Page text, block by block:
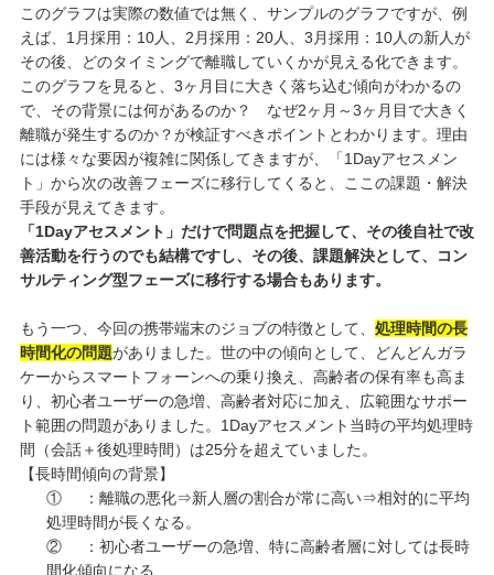
このグラフは実際の数値では無く、サンプルのグラフですが、例
えば、1月採用：10人、2月採用：20人、3月採用：10人の新人が
その後、どのタイミングで離職していくかが見える化できます。
このグラフを見ると、3ヶ月目に大きく落ち込む傾向がわかるの
で、その背景には何があるのか？ なぜ2ヶ月～3ヶ月目で大きく
離職が発生するのか？が検証すべきポイントとわかります。理由
には様々な要因が複雑に関係してきますが、「1Dayアセスメン
ト」から次の改善フェーズに移行してくると、ここの課題・解決
手段が見えてきます。
「1Dayアセスメント」だけで問題点を把握して、その後自社で改
善活動を行うのでも結構ですし、その後、課題解決として、コン
サルティング型フェーズに移行する場合もあります。
もう一つ、今回の携帯端末のジョブの特徴として、 処理時間の長
時間化の問題がありました。世の中の傾向として、どんどんガラ
ケーからスマートフォーンへの乗り換え、高齢者の保有率も高ま
り、初心者ユーザーの急増、高齢者対応に加え、広範囲なサポー
ト範囲の問題がありました。1Dayアセスメント当時の平均処理時
間（会話＋後処理時間）は25分を超えていました。
【長時間傾向の背景】
① ：離職の悪化⇒新人層の割合が常に高い⇒相対的に平均
処理時間が長くなる。
② ：初心者ユーザーの急増、特に高齢者層に対しては長時
間化傾向になる